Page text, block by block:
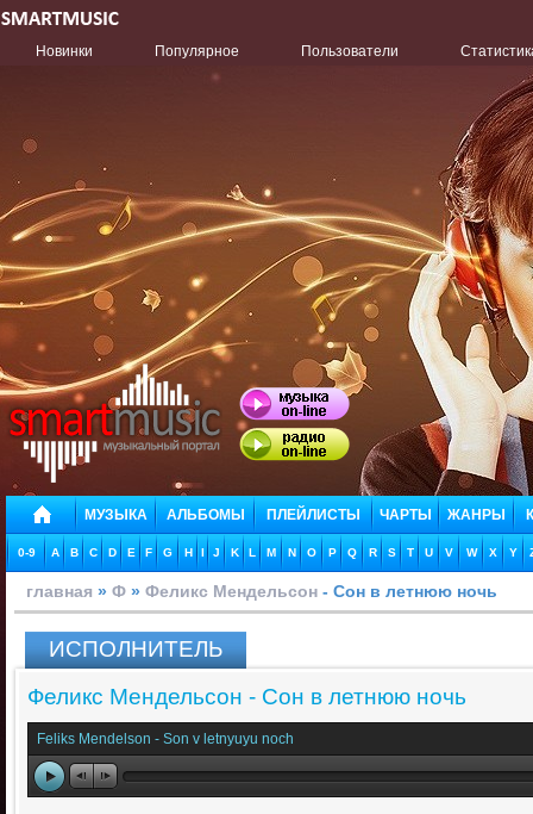
Новинки Популярное Пользователи
МУЗЫКА АЛЬБОМЫ ПЛЕЙЛИСТЫ ЧАРТЫ ЖАНРЫ
0-9 A B C D E F G H I J K L M N O P Q R S T U V W X Y
главная » Ф » Феликс Мендельсон - Сон в летнюю ночь
ИСПОЛНИТЕЛЬ
Феликс Мендельсон - Сон в летнюю ночь
Feliks Mendelson - Son v letnyuyu noch